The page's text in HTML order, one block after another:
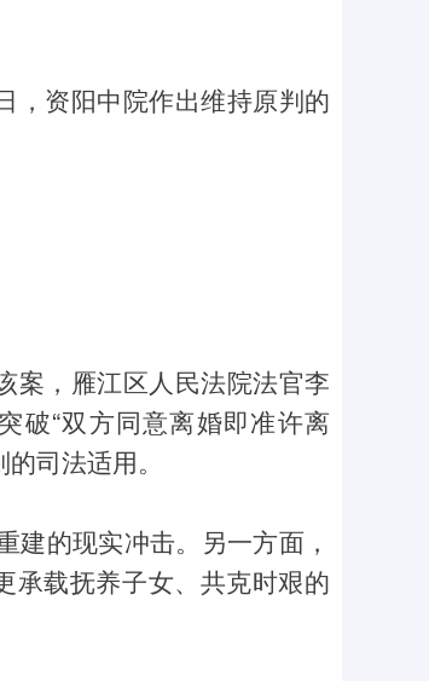
，资阳中院作出维持原判的
案，雁江区人民法院法官李
破“双方同意离婚即准许离
司法适用。
建的现实冲击。另一方面，
载抚养子女、共克时艰的